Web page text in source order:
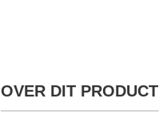
OVER DIT PRODUCT